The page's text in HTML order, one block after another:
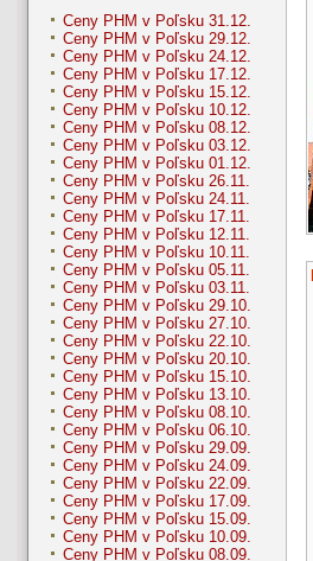
Ceny PHM v Poľsku 31.12.
Ceny PHM v Poľsku 29.12.
Ceny PHM v Poľsku 24.12.
Ceny PHM v Poľsku 17.12.
Ceny PHM v Poľsku 15.12.
Ceny PHM v Poľsku 10.12.
Ceny PHM v Poľsku 08.12.
Ceny PHM v Poľsku 03.12.
Ceny PHM v Poľsku 01.12.
Ceny PHM v Poľsku 26.11.
Ceny PHM v Poľsku 24.11.
Ceny PHM v Poľsku 17.11.
Ceny PHM v Poľsku 12.11.
Ceny PHM v Poľsku 10.11.
Ceny PHM v Poľsku 05.11.
Ceny PHM v Poľsku 03.11.
Ceny PHM v Poľsku 29.10.
Ceny PHM v Poľsku 27.10.
Ceny PHM v Poľsku 22.10.
Ceny PHM v Poľsku 20.10.
Ceny PHM v Poľsku 15.10.
Ceny PHM v Poľsku 13.10.
Ceny PHM v Poľsku 08.10.
Ceny PHM v Poľsku 06.10.
Ceny PHM v Poľsku 29.09.
Ceny PHM v Poľsku 24.09.
Ceny PHM v Poľsku 22.09.
Ceny PHM v Poľsku 17.09.
Ceny PHM v Poľsku 15.09.
Ceny PHM v Poľsku 10.09.
Ceny PHM v Poľsku 08.09.